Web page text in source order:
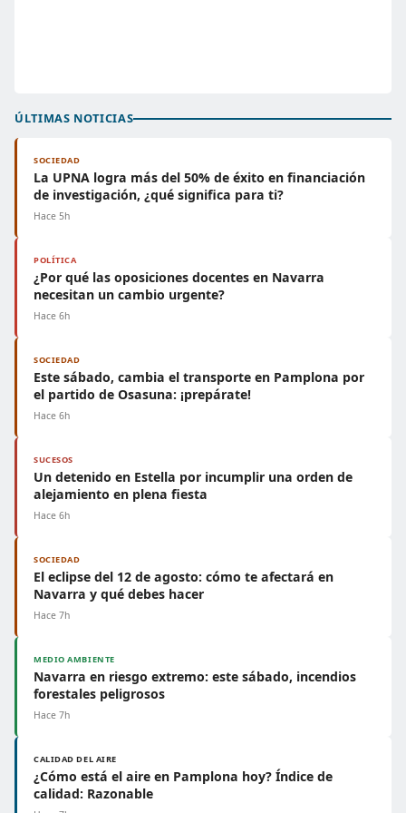
ÚLTIMAS NOTICIAS
SOCIEDAD
La UPNA logra más del 50% de éxito en financiación
de investigación, ¿qué significa para ti?
Hace 5h
POLÍTICA
¿Por qué las oposiciones docentes en Navarra
necesitan un cambio urgente?
Hace 6h
SOCIEDAD
Este sábado, cambia el transporte en Pamplona por
el partido de Osasuna: ¡prepárate!
Hace 6h
SUCESOS
Un detenido en Estella por incumplir una orden de
alejamiento en plena fiesta
Hace 6h
SOCIEDAD
El eclipse del 12 de agosto: cómo te afectará en
Navarra y qué debes hacer
Hace 7h
MEDIO AMBIENTE
Navarra en riesgo extremo: este sábado, incendios
forestales peligrosos
Hace 7h
CALIDAD DEL AIRE
¿Cómo está el aire en Pamplona hoy? Índice de
calidad: Razonable